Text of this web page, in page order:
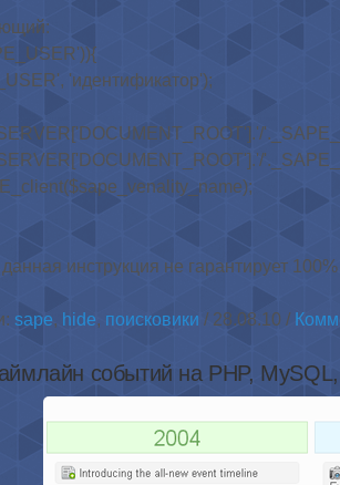
'идентификатор');
инструкция не гарантирует
sape, hide, поисковики / 28.08.10 /
событий на PHP,